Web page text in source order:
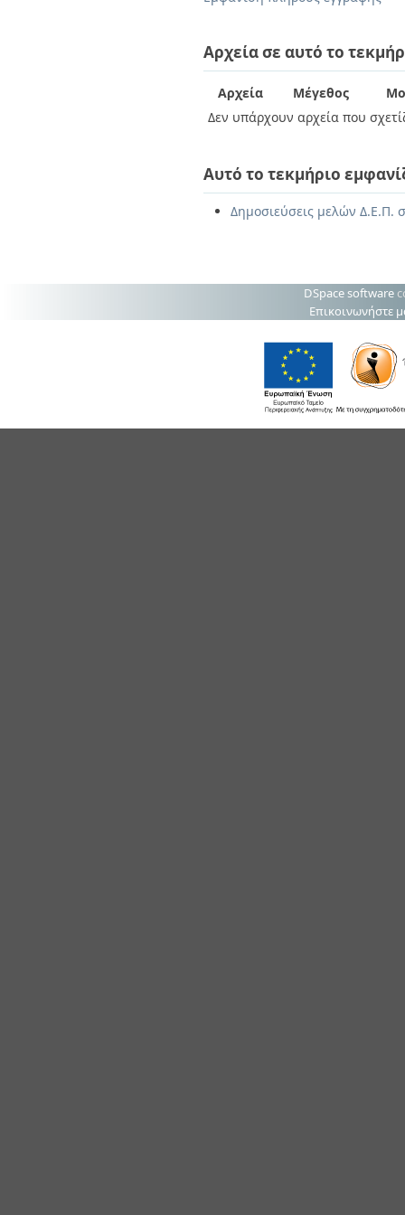
Αρχεία σε αυτό το
Αρχεία Μέγεθος
Δεν υπάρχουν αρχεία που
Αυτό το τεκμήριο
Δημοσιεύσεις μελών Δ.Ε.Π.
DSpace software
Επικοινωνήστε